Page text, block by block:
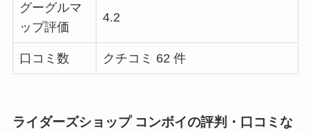
グーグルマ
ップ評価
4.2
口コミ数 クチコミ 62 件
ライダーズショップ コンボイの評判・口コミな